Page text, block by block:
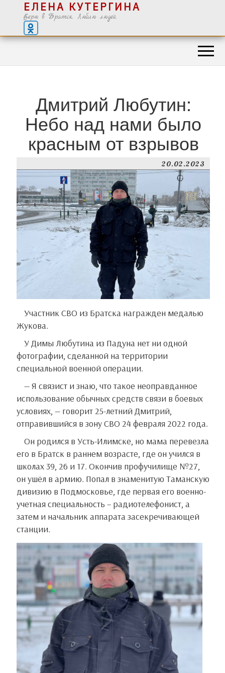
ЕЛЕНА КУТЕРГИНА
Верю в Братск. Люблю людей.
Дмитрий Любутин:
Небо над нами было
красным от взрывов
20.02.2023
Участник СВО из Братска награжден медалью
Жукова.
У Димы Любутина из Падуна нет ни одной
фотографии, сделанной на территории
специальной военной операции.
— Я связист и знаю, что такое неоправданное
использование обычных средств связи в боевых
условиях, — говорит 25-летний Дмитрий,
отправившийся в зону СВО 24 февраля 2022 года.
Он родился в Усть-Илимске, но мама перевезла
его в Братск в раннем возрасте, где он учился в
школах 39, 26 и 17. Окончив профучилище №27,
он ушёл в армию. Попал в знаменитую Таманскую
дивизию в Подмосковье, где первая его военно-
учетная специальность – радиотелефонист, а
затем и начальник аппарата засекречивающей
станции.